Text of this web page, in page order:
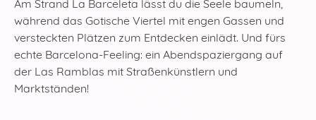
Am Strand La Barceleta lässt du die Seele baumeln,
während das Gotische Viertel mit engen Gassen und
versteckten Plätzen zum Entdecken einlädt. Und fürs
echte Barcelona-Feeling: ein Abendspaziergang auf
der Las Ramblas mit Straßenkünstlern und
Marktständen!